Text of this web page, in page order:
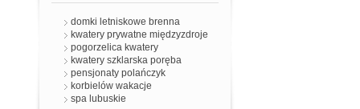
domki letniskowe brenna
kwatery prywatne międzyzdroje
pogorzelica kwatery
kwatery szklarska poręba
pensjonaty polańczyk
korbielów wakacje
spa lubuskie